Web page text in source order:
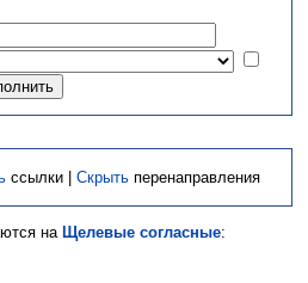
ссылки |Скрыть перенаправления
на Щелевые согласные: